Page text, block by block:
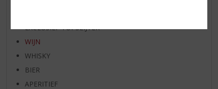
EXCLUSIEF TOPSLIJTER
WIJN
WHISKY
BIER
APERITIEF